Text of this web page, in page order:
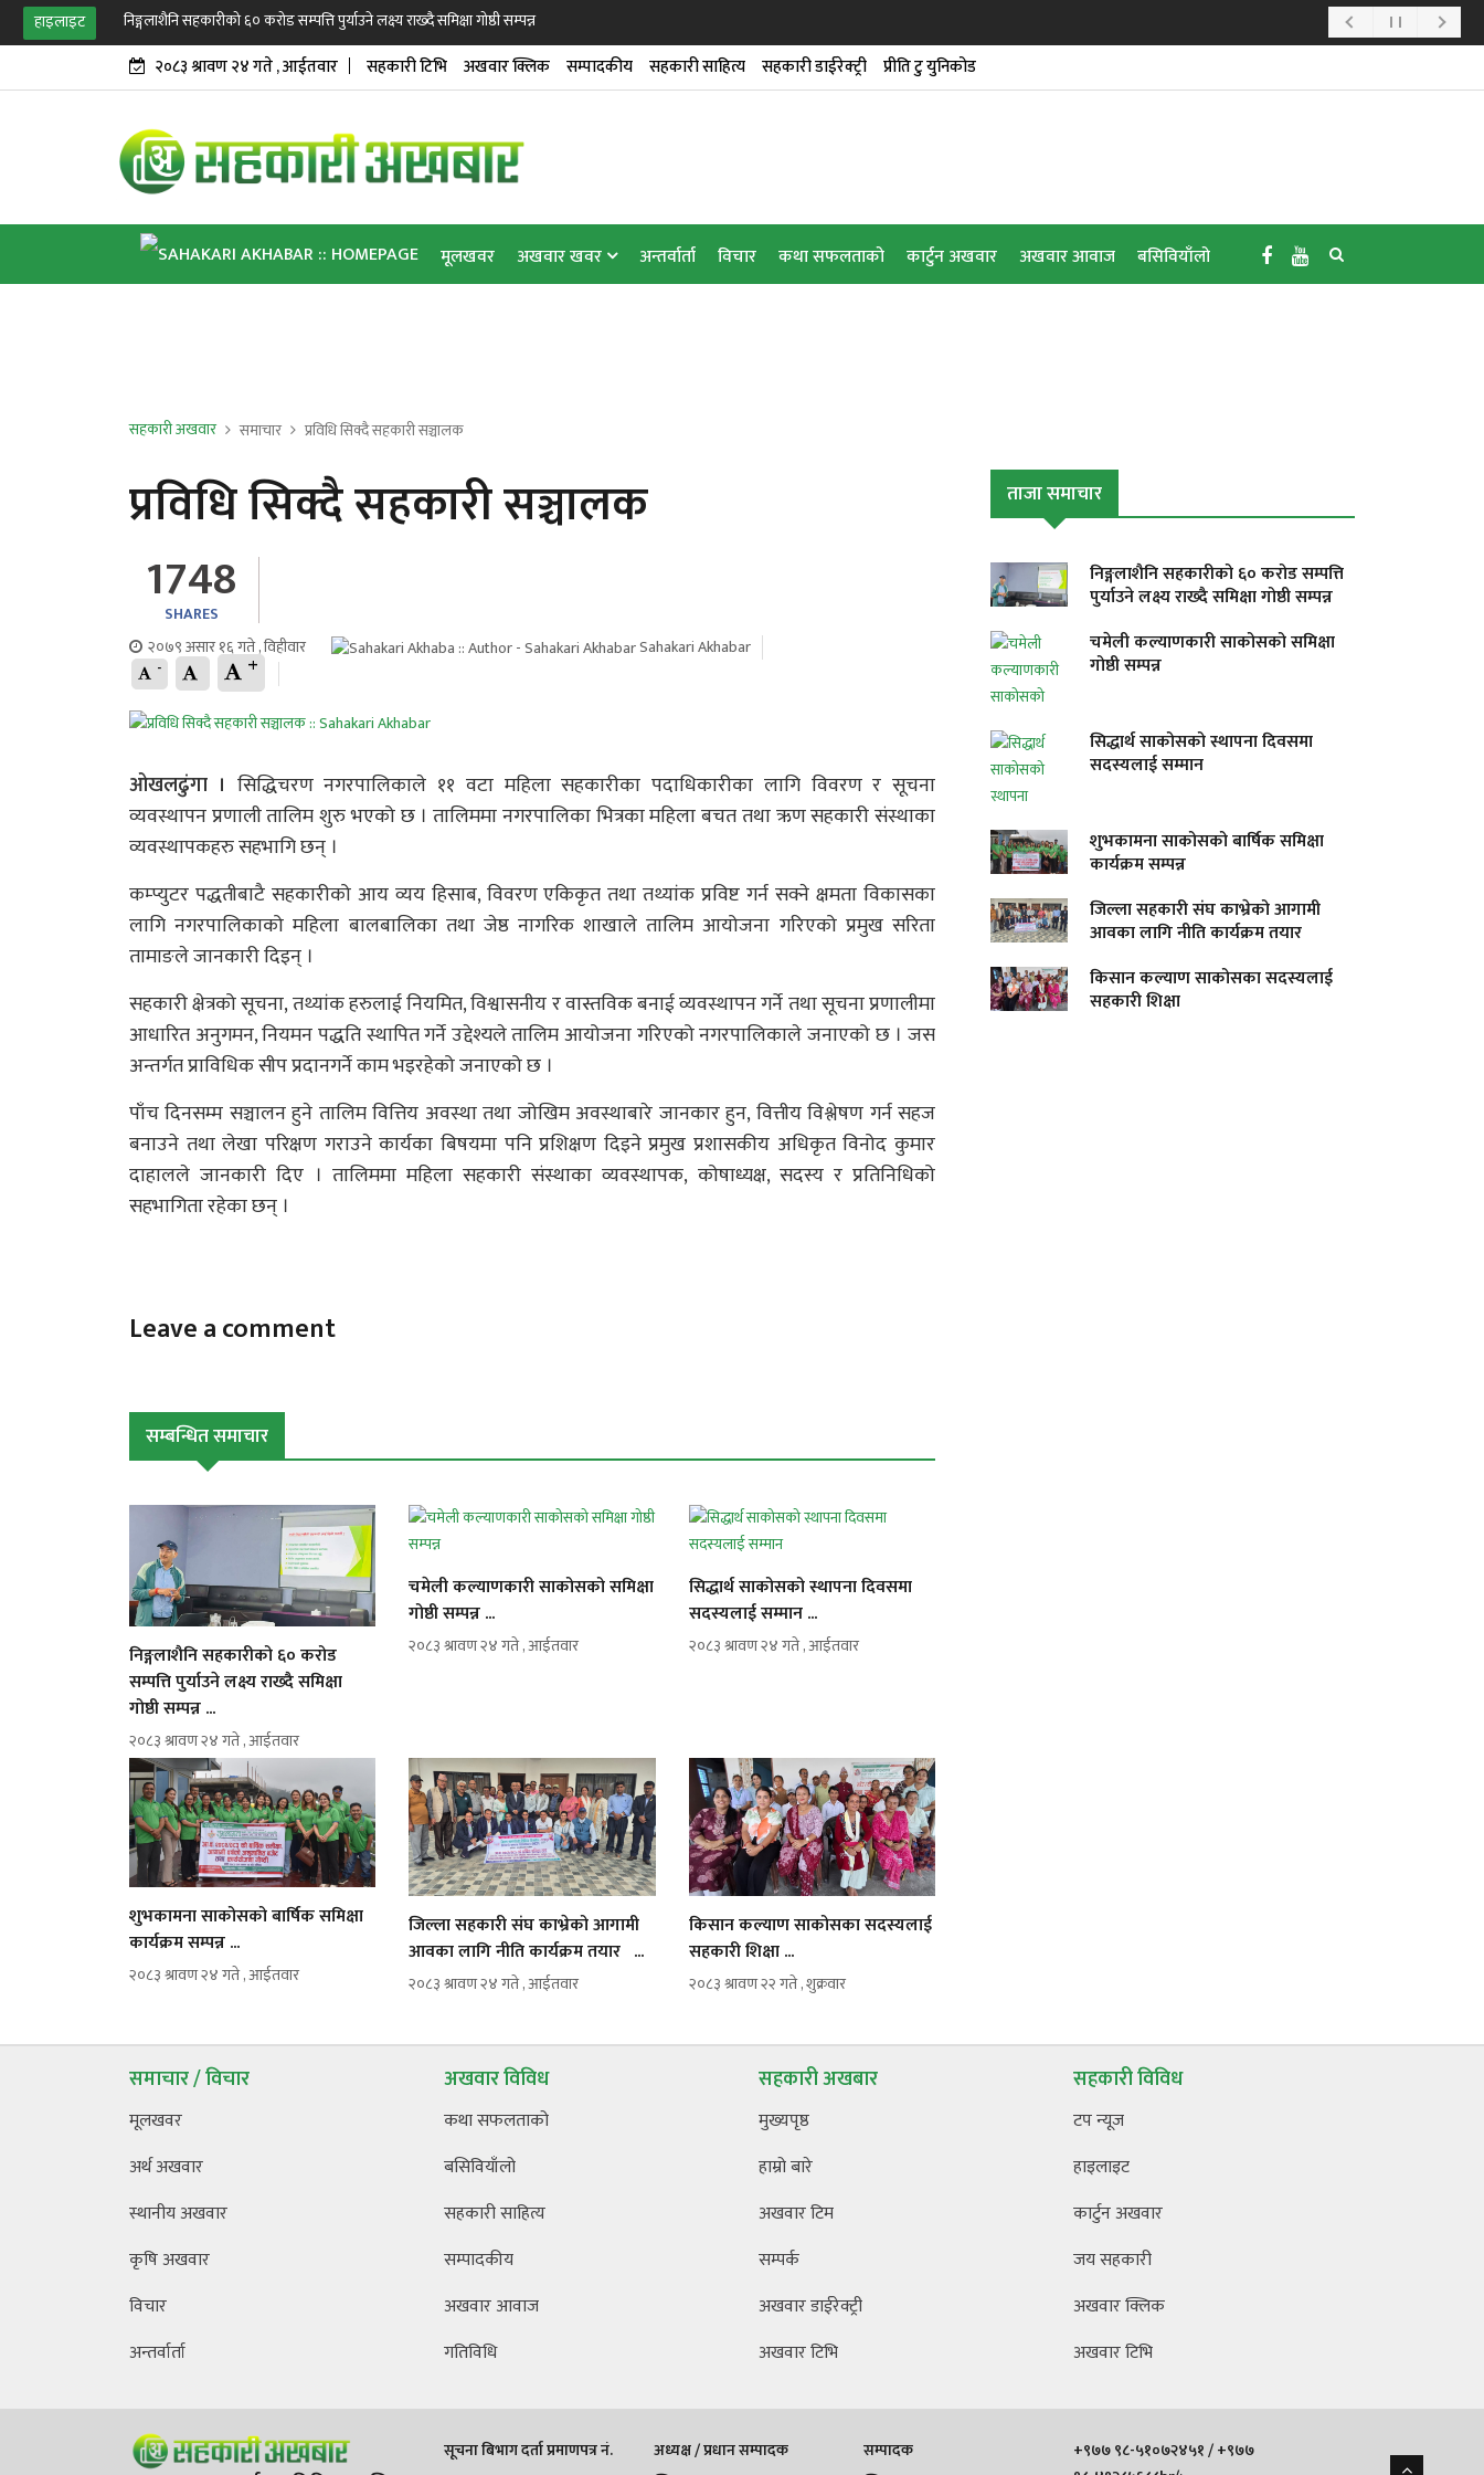
हाइलाइट निङ्गलाशैनि सहकारीको ६० करोड सम्पत्ति पुर्याउने लक्ष्य राख्दै समिक्षा गोष्ठी सम्पन्न
२०८३ श्रावण २४ गते , आईतवार सहकारी टिभि अखवार क्लिक सम्पादकीय सहकारी साहित्य सहकारी डाईरेक्ट्री प्रीति टु युनिकोड
मूलखवर अखवार खवर अन्तर्वार्ता विचार कथा सफलताको कार्टुन अखवार अखवार आवाज बसिवियाँलो
सहकारी अखवार समाचार प्रविधि सिक्दै सहकारी सञ्चालक
प्रविधि सिक्दै सहकारी सञ्चालक
1748
SHARES
२०७९ असार १६ गते , विहीवार
Sahakari Akhabar
- +
ओखलढुंगा । सिद्धिचरण नगरपालिकाले ११ वटा महिला सहकारीका पदाधिकारीका लागि विवरण र सूचना
व्यवस्थापन प्रणाली तालिम शुरु भएको छ । तालिममा नगरपालिका भित्रका महिला बचत तथा ऋण सहकारी संस्थाका
व्यवस्थापकहरु सहभागि छन् ।
कम्प्युटर पद्धतीबाटै सहकारीको आय व्यय हिसाब, विवरण एकिकृत तथा तथ्यांक प्रविष्ट गर्न सक्ने क्षमता विकासका
लागि नगरपालिकाको महिला बालबालिका तथा जेष्ठ नागरिक शाखाले तालिम आयोजना गरिएको प्रमुख सरिता
तामाङले जानकारी दिइन् ।
सहकारी क्षेत्रको सूचना, तथ्यांक हरुलाई नियमित, विश्वासनीय र वास्तविक बनाई व्यवस्थापन गर्ने तथा सूचना प्रणालीमा
आधारित अनुगमन, नियमन पद्धति स्थापित गर्ने उद्देश्यले तालिम आयोजना गरिएको नगरपालिकाले जनाएको छ । जस
अन्तर्गत प्राविधिक सीप प्रदानगर्ने काम भइरहेको जनाएको छ ।
पाँच दिनसम्म सञ्चालन हुने तालिम वित्तिय अवस्था तथा जोखिम अवस्थाबारे जानकार हुन, वित्तीय विश्लेषण गर्न सहज
बनाउने तथा लेखा परिक्षण गराउने कार्यका बिषयमा पनि प्रशिक्षण दिइने प्रमुख प्रशासकीय अधिकृत विनोद कुमार
दाहालले जानकारी दिए । तालिममा महिला सहकारी संस्थाका व्यवस्थापक, कोषाध्यक्ष, सदस्य र प्रतिनिधिको
सहभागिता रहेका छन् ।
Leave a comment
सम्बन्धित समाचार
निङ्गलाशैनि सहकारीको ६० करोड
सम्पत्ति पुर्याउने लक्ष्य राख्दै समिक्षा
गोष्ठी सम्पन्न ...
२०८३ श्रावण २४ गते , आईतवार
चमेली कल्याणकारी साकोसको समिक्षा
गोष्ठी सम्पन्न ...
२०८३ श्रावण २४ गते , आईतवार
सिद्धार्थ साकोसको स्थापना दिवसमा
सदस्यलाई सम्मान ...
२०८३ श्रावण २४ गते , आईतवार
शुभकामना साकोसको बार्षिक समिक्षा
कार्यक्रम सम्पन्न ...
२०८३ श्रावण २४ गते , आईतवार
जिल्ला सहकारी संघ काभ्रेको आगामी
आवका लागि नीति कार्यक्रम तयार ...
२०८३ श्रावण २४ गते , आईतवार
किसान कल्याण साकोसका सदस्यलाई
सहकारी शिक्षा ...
२०८३ श्रावण २२ गते , शुक्रवार
ताजा समाचार
निङ्गलाशैनि सहकारीको ६० करोड सम्पत्ति
पुर्याउने लक्ष्य राख्दै समिक्षा गोष्ठी सम्पन्न
चमेली कल्याणकारी साकोसको समिक्षा
गोष्ठी सम्पन्न
सिद्धार्थ साकोसको स्थापना दिवसमा
सदस्यलाई सम्मान
शुभकामना साकोसको बार्षिक समिक्षा
कार्यक्रम सम्पन्न
जिल्ला सहकारी संघ काभ्रेको आगामी
आवका लागि नीति कार्यक्रम तयार
किसान कल्याण साकोसका सदस्यलाई
सहकारी शिक्षा
समाचार / विचार
मूलखवर
अर्थ अखवार
स्थानीय अखवार
कृषि अखवार
विचार
अन्तर्वार्ता
अखवार विविध
कथा सफलताको
बसिवियाँलो
सहकारी साहित्य
सम्पादकीय
अखवार आवाज
गतिविधि
सहकारी अखबार
मुख्यपृष्ठ
हाम्रो बारे
अखवार टिम
सम्पर्क
अखवार डाईरेक्ट्री
अखवार टिभि
सहकारी विविध
टप न्यूज
हाइलाइट
कार्टुन अखवार
जय सहकारी
अखवार क्लिक
अखवार टिभि
सूचना बिभाग दर्ता प्रमाणपत्र नं. अध्यक्ष / प्रधान सम्पादक सम्पादक
+९७७ ९८-५१०७२४५१ / +९७७